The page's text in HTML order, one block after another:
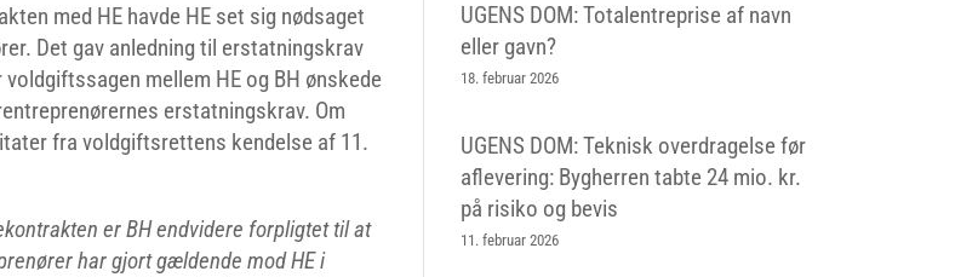
med HE havde HE set sig nødsaget
Det gav anledning til erstatningskrav
mellem HE og BH ønskede
erstatningskrav. Om
fra voldgiftsrettens kendelse af 11.
er BH endvidere forpligtet til at
har gjort gældende mod HE i
UGENS DOM: Totalentreprise af navn
eller gavn?
18. februar 2026
UGENS DOM: Teknisk overdragelse før
aflevering: Bygherren tabte 24 mio. kr.
på risiko og bevis
11. februar 2026